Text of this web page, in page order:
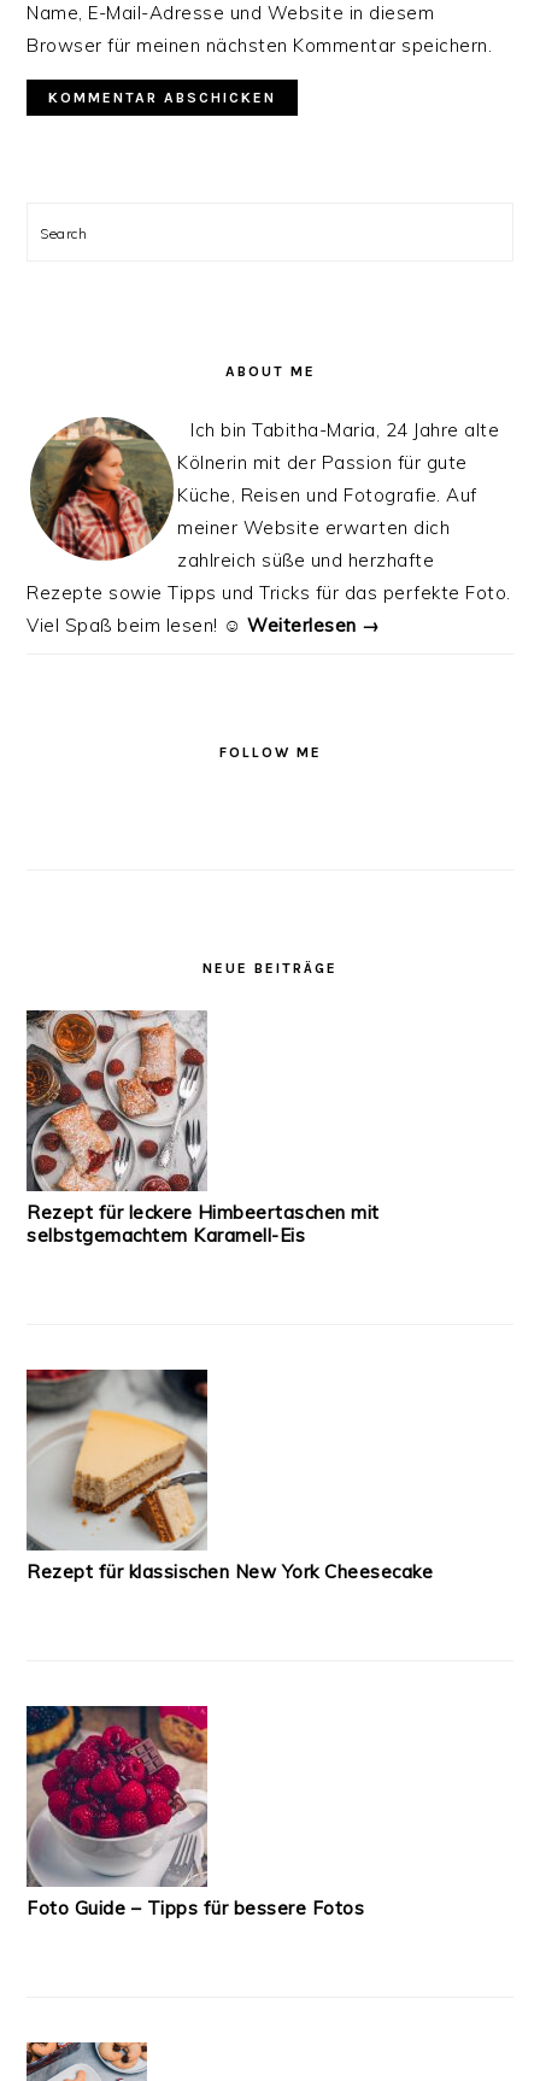
Name, E-Mail-Adresse und Website in diesem
Browser für meinen nächsten Kommentar speichern.
SIDEBAR
Search
ABOUT ME
Ich bin Tabitha-Maria, 24 Jahre alte
Kölnerin mit der Passion für gute
Küche, Reisen und Fotografie. Auf
meiner Website erwarten dich
zahlreich süße und herzhafte
Rezepte sowie Tipps und Tricks für das perfekte Foto.
Viel Spaß beim lesen! ☺️Weiterlesen →
FOLLOW ME
NEUE BEITRÄGE
Rezept für leckere Himbeertaschen mit
selbstgemachtem Karamell-Eis
Rezept für klassischen New York Cheesecake
Foto Guide – Tipps für bessere Fotos